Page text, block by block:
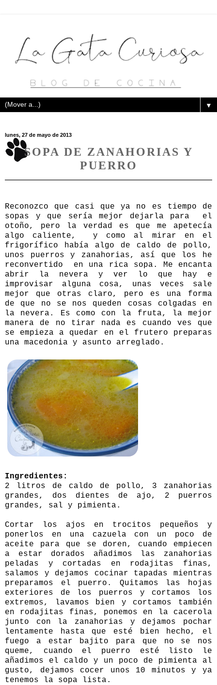
▼
lunes, 27 de mayo de 2013
SOPA DE ZANAHORIAS Y
PUERRO
Reconozco que casi que ya no es tiempo de
sopas y que sería mejor dejarla para el
otoño, pero la verdad es que me apetecía
algo caliente, y como al mirar en el
frigorífico había algo de caldo de pollo,
unos puerros y zanahorias, así que los he
reconvertido en una rica sopa. Me encanta
abrir la nevera y ver lo que hay e
improvisar alguna cosa, unas veces sale
mejor que otras claro, pero es una forma
de que no se nos queden cosas colgadas en
la nevera. Es como con la fruta, la mejor
manera de no tirar nada es cuando ves que
se empieza a quedar en el frutero preparas
una macedonia y asunto arreglado.
Ingredientes:
2 litros de caldo de pollo, 3 zanahorias
grandes, dos dientes de ajo, 2 puerros
grandes, sal y pimienta.
Cortar los ajos en trocitos pequeños y
ponerlos en una cazuela con un poco de
aceite para que se doren, cuando empiecen
a estar dorados añadimos las zanahorias
peladas y cortadas en rodajitas finas,
salamos y dejamos cocinar tapadas mientras
preparamos el puerro. Quitamos las hojas
exteriores de los puerros y cortamos los
extremos, lavamos bien y cortamos también
en rodajitas finas, ponemos en la cacerola
junto con la zanahorias y dejamos pochar
lentamente hasta que esté bien hecho, el
fuego a estar bajito para que no se nos
queme, cuando el puerro esté listo le
añadimos el caldo y un poco de pimienta al
gusto, dejamos cocer unos 10 minutos y ya
tenemos la sopa lista.